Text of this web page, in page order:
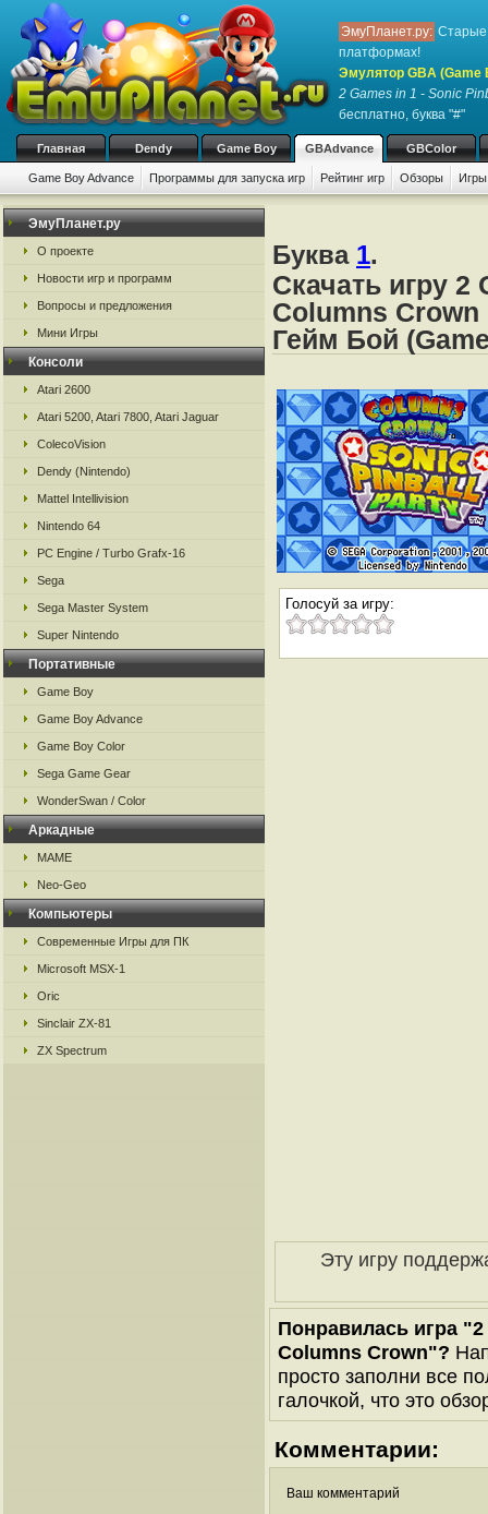
ЭмуПланет.ру: Старые
платформах!
Эмулятор GBA (Game
2 Games in 1 - Sonic
бесплатно, буква "#"
Главная Dendy Game Boy GBAdvance GBColor
Game Boy Advance Программы для запуска игр Рейтинг игр Обзоры
ЭмуПланет.ру
О проекте
Новости игр и программ
Вопросы и предложения
Мини Игры
Консоли
Atari 2600
Atari 5200, Atari 7800, Atari Jaguar
ColecoVision
Dendy (Nintendo)
Mattel Intellivision
Nintendo 64
PC Engine / Turbo Grafx-16
Sega
Sega Master System
Super Nintendo
Портативные
Game Boy
Game Boy Advance
Game Boy Color
Sega Game Gear
WonderSwan / Color
Аркадные
MAME
Neo-Geo
Компьютеры
Современные Игры для ПК
Microsoft MSX-1
Oric
Sinclair ZX-81
ZX Spectrum
Буква 1.
Скачать игру
Columns
Гейм Бой
Голосуй за игру:
Эту игру
Понравилась игра
Columns Crown"?
просто заполни все
галочкой, что это
Комментарии:
Ваш комментарий